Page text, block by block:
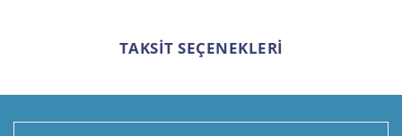
TAKSİT SEÇENEKLERİ